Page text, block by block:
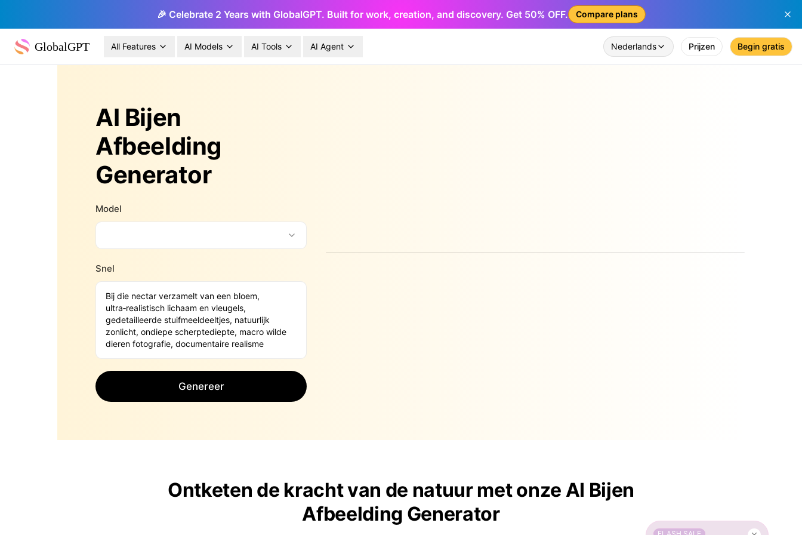
🎉 Celebrate 2 Years with GlobalGPT. Built for work, creation, and discovery. Get 50% OFF. Compare plans
GlobalGPT All Features AI Models AI Tools AI Agent Nederlands Prijzen Begin gratis
AI Bijen
Afbeelding
Generator
Model
Snel
Genereer
Ontketen de kracht van de natuur met onze AI Bijen
Afbeelding Generator